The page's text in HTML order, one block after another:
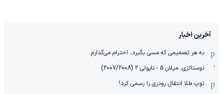
آخرین اخبار
به هر تصمیمی که مسی بگیرد، احترام می‌گذارم
نوستالژی، میلان 5 - ناپولی 2 (2007/2008)
توپ طلا انتقال رودری را رسمی کرد!